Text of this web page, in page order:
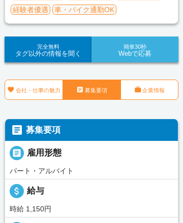
経験者優遇
車・バイク通勤OK
完全無料
タグ以外の情報を聞く
簡単30秒
Webで応募
 会社・仕事の魅力  募集要項 企業情報
 募集要項
 雇用形態
パート・アルバイト
attach_money 給与
時給 1,150円